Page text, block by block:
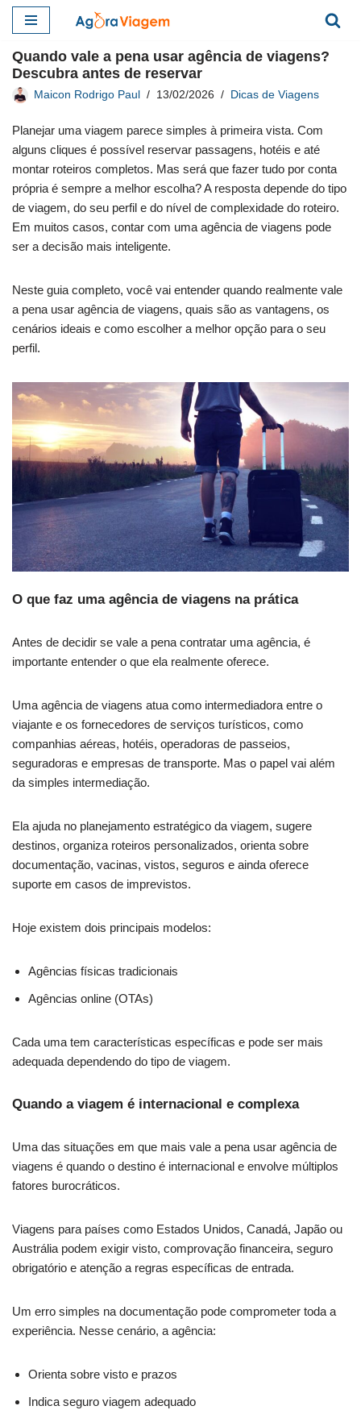
para
o
conteúdo
Quando vale a pena usar agência de viagens?
Descubra antes de reservar
Maicon Rodrigo Paul 13/02/2026 Dicas de Viagens
Planejar uma viagem parece simples à primeira vista. Com
alguns cliques é possível reservar passagens, hotéis e até
montar roteiros completos. Mas será que fazer tudo por conta
própria é sempre a melhor escolha? A resposta depende do tipo
de viagem, do seu perfil e do nível de complexidade do roteiro.
Em muitos casos, contar com uma agência de viagens pode
ser a decisão mais inteligente.
Neste guia completo, você vai entender quando realmente vale
a pena usar agência de viagens, quais são as vantagens, os
cenários ideais e como escolher a melhor opção para o seu
perfil.
O que faz uma agência de viagens na prática
Antes de decidir se vale a pena contratar uma agência, é
importante entender o que ela realmente oferece.
Uma agência de viagens atua como intermediadora entre o
viajante e os fornecedores de serviços turísticos, como
companhias aéreas, hotéis, operadoras de passeios,
seguradoras e empresas de transporte. Mas o papel vai além
da simples intermediação.
Ela ajuda no planejamento estratégico da viagem, sugere
destinos, organiza roteiros personalizados, orienta sobre
documentação, vacinas, vistos, seguros e ainda oferece
suporte em casos de imprevistos.
Hoje existem dois principais modelos:
Agências físicas tradicionais
Agências online (OTAs)
Cada uma tem características específicas e pode ser mais
adequada dependendo do tipo de viagem.
Quando a viagem é internacional e complexa
Uma das situações em que mais vale a pena usar agência de
viagens é quando o destino é internacional e envolve múltiplos
fatores burocráticos.
Viagens para países como Estados Unidos, Canadá, Japão ou
Austrália podem exigir visto, comprovação financeira, seguro
obrigatório e atenção a regras específicas de entrada.
Um erro simples na documentação pode comprometer toda a
experiência. Nesse cenário, a agência:
Orienta sobre visto e prazos
Indica seguro viagem adequado